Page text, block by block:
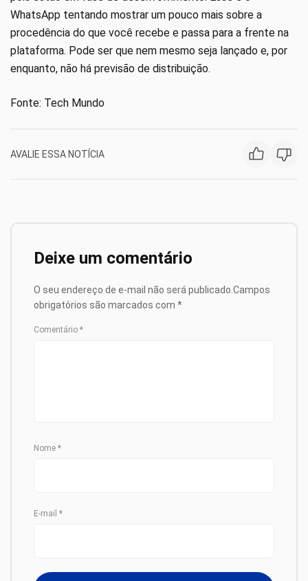
WhatsApp tentando mostrar um pouco mais sobre a
procedência do que você recebe e passa para a frente na
plataforma. Pode ser que nem mesmo seja lançado e, por
enquanto, não há previsão de distribuição.
Fonte: Tech Mundo
AVALIE ESSA NOTÍCIA
Deixe um comentário
O seu endereço de e-mail não será publicado.Campos
obrigatórios são marcados com *
Comentário *
Nome *
E-mail *